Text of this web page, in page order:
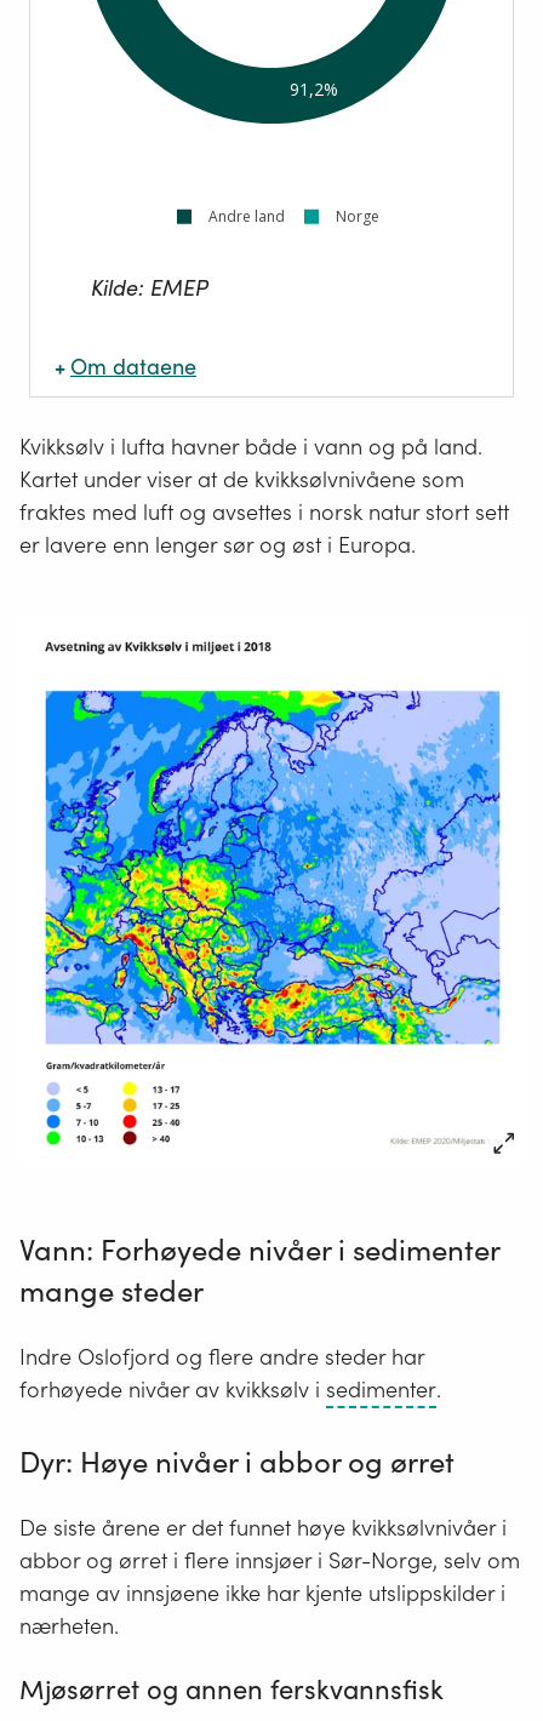
91,2%
Andre land Norge
Kilde: EMEP
+Om dataene
Navn
Oppdateringsfrekvens
Lenke til kilde
https://www.emep.int/
Kvikksølv i lufta havner både i vann og på land.
Kartet under viser at de kvikksølvnivåene som
fraktes med luft og avsettes i norsk natur stort sett
er lavere enn lenger sør og øst i Europa.
Vann: Forhøyede nivåer i sedimenter
mange steder
Indre Oslofjord og flere andre steder har
forhøyede nivåer av kvikksølv i sedimenter
løse
av
stein,
grus,
leire
.
Dyr: Høye nivåer i abbor og ørret
De siste årene er det funnet høye kvikksølvnivåer i
abbor og ørret i flere innsjøer i Sør-Norge, selv om
mange av innsjøene ikke har kjente utslippskilder i
nærheten.
Mjøsørret og annen ferskvannsfisk